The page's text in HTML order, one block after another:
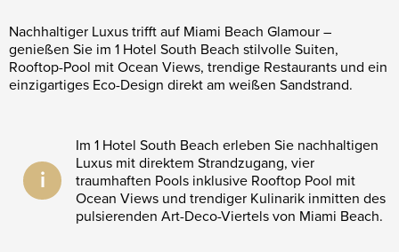
Nachhaltiger Luxus trifft auf Miami Beach Glamour –
genießen Sie im 1 Hotel South Beach stilvolle Suiten,
Rooftop-Pool mit Ocean Views, trendige Restaurants und ein
einzigartiges Eco-Design direkt am weißen Sandstrand.
i
Im 1 Hotel South Beach erleben Sie nachhaltigen
Luxus mit direktem Strandzugang, vier
traumhaften Pools inklusive Rooftop Pool mit
Ocean Views und trendiger Kulinarik inmitten des
pulsierenden Art-Deco-Viertels von Miami Beach.